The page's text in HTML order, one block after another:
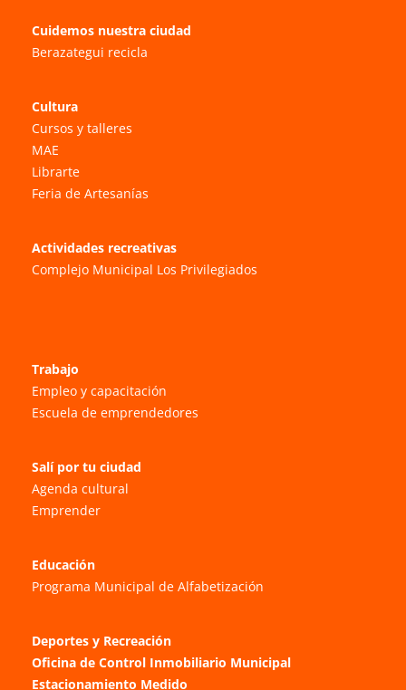
Cuidemos nuestra ciudad
Berazategui recicla
Cultura
Cursos y talleres
MAE
Librarte
Feria de Artesanías
Actividades recreativas
Complejo Municipal Los Privilegiados
Trabajo
Empleo y capacitación
Escuela de emprendedores
Salí por tu ciudad
Agenda cultural
Emprender
Educación
Programa Municipal de Alfabetización
Deportes y Recreación
Oficina de Control Inmobiliario Municipal
Estacionamiento Medido